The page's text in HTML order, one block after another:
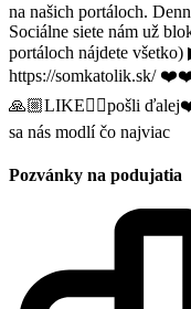
na našich portáloch.
Sociálne siete nám už
portáloch nájdete
https://somkatolik.sk/
🙏🏼LIKE👍🏼pošli
sa nás modlí čo najviac
Pozvánky na podujatia